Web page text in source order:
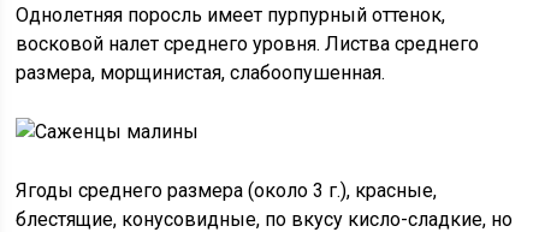
Однолетняя поросль имеет пурпурный оттенок,
восковой налет среднего уровня. Листва среднего
размера, морщинистая, слабоопушенная.
Ягоды среднего размера (около 3 г.), красные,
блестящие, конусовидные, по вкусу кисло-сладкие, но